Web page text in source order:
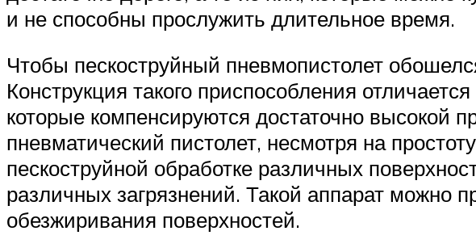
и не способны прослужить длительное время.
Чтобы пескоструйный пневмопистолет
Конструкция такого приспособления
которые компенсируются достаточно высокой
пневматический пистолет, несмотря на
пескоструйной обработке различных
различных загрязнений. Такой аппарат можно
обезжиривания поверхностей.